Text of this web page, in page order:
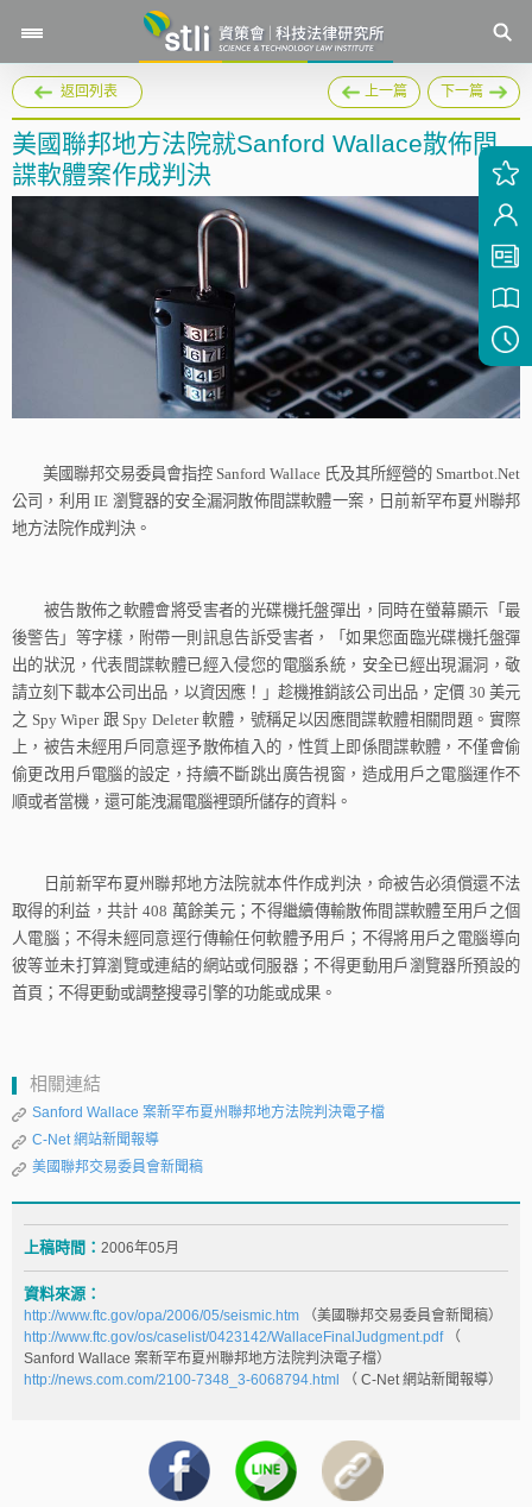
返回列表 上一篇 下一篇
美國聯邦地方法院就Sanford Wallace散佈間
諜軟體案作成判決
美國聯邦交易委員會指控 Sanford Wallace 氏及其所經營的 Smartbot.Net
公司，利用 IE 瀏覽器的安全漏洞散佈間諜軟體一案，日前新罕布夏州聯邦
地方法院作成判決。
被告散佈之軟體會將受害者的光碟機托盤彈出，同時在螢幕顯示「最
後警告」等字樣，附帶一則訊息告訴受害者，「如果您面臨光碟機托盤彈
出的狀況，代表間諜軟體已經入侵您的電腦系統，安全已經出現漏洞，敬
請立刻下載本公司出品，以資因應！」趁機推銷該公司出品，定價 30 美元
之 Spy Wiper 跟 Spy Deleter軟體，號稱足以因應間諜軟體相關問題。實際
上，被告未經用戶同意逕予散佈植入的，性質上即係間諜軟體，不僅會偷
偷更改用戶電腦的設定，持續不斷跳出廣告視窗，造成用戶之電腦運作不
順或者當機，還可能洩漏電腦裡頭所儲存的資料。
日前新罕布夏州聯邦地方法院就本件作成判決，命被告必須償還不法
取得的利益，共計 408 萬餘美元；不得繼續傳輸散佈間諜軟體至用戶之個
人電腦；不得未經同意逕行傳輸任何軟體予用戶；不得將用戶之電腦導向
彼等並未打算瀏覽或連結的網站或伺服器；不得更動用戶瀏覽器所預設的
首頁；不得更動或調整搜尋引擎的功能或成果。
相關連結
Sanford Wallace 案新罕布夏州聯邦地方法院判決電子檔
C-Net 網站新聞報導
美國聯邦交易委員會新聞稿
上稿時間： 2006年05月
資料來源：
http://www.ftc.gov/opa/2006/05/seismic.htm
（美國聯邦交易委員會新聞稿）
http://www.ftc.gov/os/caselist/0423142/WallaceFinalJudgment.pdf
（
Sanford Wallace 案新罕布夏州聯邦地方法院判決電子檔）
http://news.com.com/2100-7348_3-6068794.html
（ C-Net 網站新聞報導）